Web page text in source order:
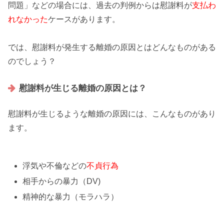
問題」などの場合には、過去の判例からは慰謝料が支払わ
れなかったケースがあります。
では、慰謝料が発生する離婚の原因 とはどんなものがある
のでしょう？
慰謝料が生じる離婚の原因とは？
慰謝料が生じるような離婚の原因には、こんなものがあり
ます。
浮気や不倫などの不貞行為
相手からの暴力（DV)
精神的な暴力（モラハラ ）